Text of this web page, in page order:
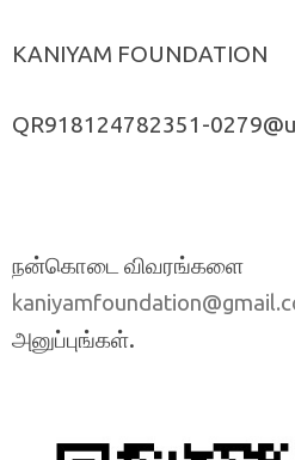
KANIYAM FOUNDATION
QR918124782351-
நன்கொடை விவரங்களை
அனுப்புங்கள்.